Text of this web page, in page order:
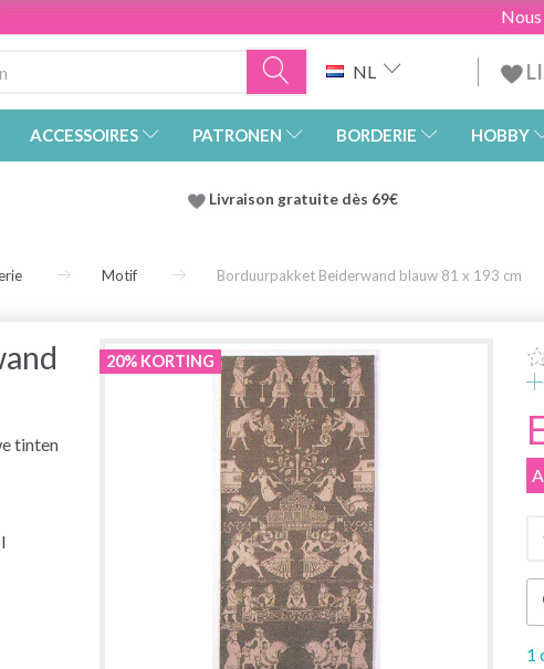
NL
ACCESSOIRES PATRONEN BORDERIE HOBBY
Livraison gratuite dès 69€
Motif Borduurpakket Beiderwand blauw 81 x 193 cm
tinten
20% KORTING
1